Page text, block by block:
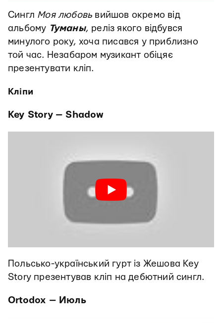
Сингл Моя любовь вийшов окремо від
альбому Туманы, реліз якого відбувся
минулого року, хоча писався у приблизно
той час. Незабаром музикант обіцяє
презентувати кліп.
Кліпи
Key Story — Shadow
Польсько-український гурт із Жешова Key
Story презентував кліп на дебютний сингл.
Ortodox — Июль